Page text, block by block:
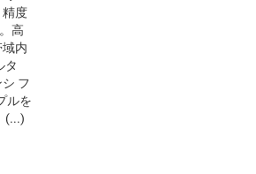
精度
高
内
タ
フ
ルを
(...)